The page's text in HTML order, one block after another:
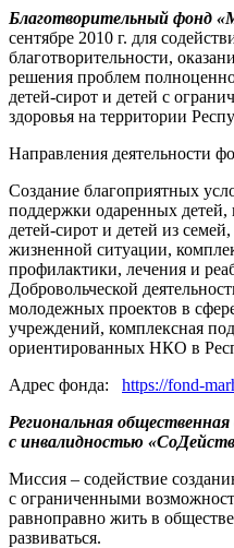
Благотворительный фонд
сентябре 2010 г. для
благотворительности,
решения проблем
детей-сирот и детей с
здоровья на территории
Направления деятельности
Создание благоприятных
поддержки одаренных
детей-сирот и детей из
жизненной ситуации,
профилактики, лечения и
Добровольческой
молодежных проектов в
учреждений, комплексная
ориентированных НКО в
Адрес фонда: https://fond-
Региональная
с инвалидностью
Миссия – содействие
с ограниченными
равноправно жить в
развиваться.